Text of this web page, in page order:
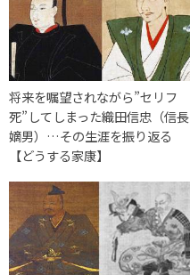
将来を嘱望されながら”セリフ
死”してしまった織田信忠（信長
嫡男）…その生涯を振り返る
【どうする家康】